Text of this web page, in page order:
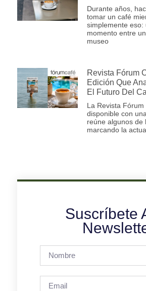
Durante años,
tomar un café
simplemente eso:
momento entre
museo
Revista Fórum
Edición Que
El Futuro Del
La Revista
disponible con
reúne algunos de
marcando la
Suscríbete